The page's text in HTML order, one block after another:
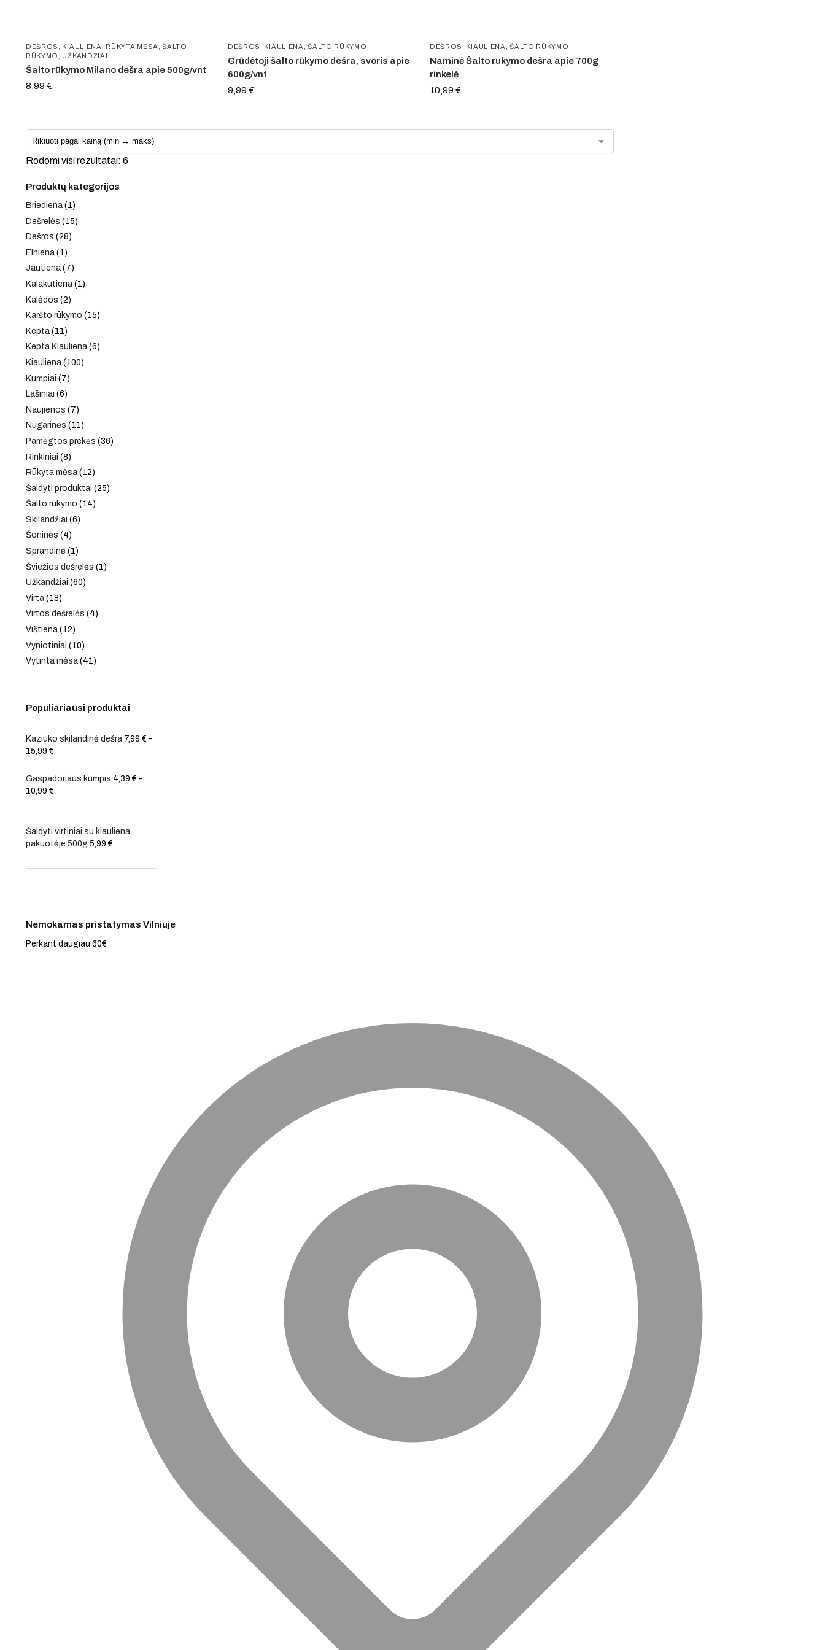
DEŠROS KIAULIENA RŪKYTA MĖSA ,ŠALTO
RŪKYMO
UŽKANDŽIAI
Šalto rūkymo Milano dešra apie 500g/vnt
8,99 €
DEŠROS KIAULIENA ,ŠALTO RŪKYMO
Grūdėtoji šalto rūkymo dešra, svoris apie
600g/vnt
9,99 €
DEŠROS KIAULIENA ,ŠALTO RŪKYMO
Naminė Šalto rukymo dešra apie 700g
rinkelė
10,99 €
Rodomi visi rezultatai: 6
Produktų kategorijos
Briediena (1)
Dešrelės (15)
Dešros (28)
Elniena (1)
Jautiena (7)
Kalakutiena (1)
Kalėdos (2)
Karšto rūkymo (15)
Kepta (11)
Kepta Kiauliena (6)
Kiauliena (100)
Kumpiai (7)
Lašiniai (6)
Naujienos (7)
Nugarinės (11)
Pamėgtos prekės (36)
Rinkiniai (8)
Rūkyta mėsa (12)
Šaldyti produktai (25)
Šalto rūkymo (14)
Skilandžiai (6)
Šoninės (4)
Sprandinė (1)
Šviežios dešrelės (1)
Užkandžiai (60)
Virta (18)
Virtos dešrelės (4)
Vištiena (12)
Vyniotiniai (10)
Vytinta mėsa (41)
Populiariausi produktai
Kaziuko skilandinė dešra 7,99 € -
15,99 €
Gaspadoriaus kumpis 4,39 € -
10,99 €
Šaldyti virtiniai su kiauliena,
pakuotėje 500g 5,99 €
Nemokamas pristatymas Vilniuje
Perkant daugiau 60€